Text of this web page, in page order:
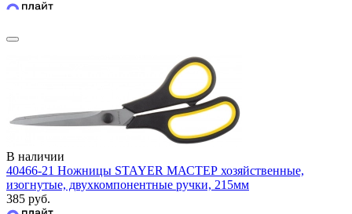
В наличии
40466-21 Ножницы STAYER МАСТЕР хозяйственные,
изогнутые, двухкомпонентные ручки, 215мм
385 руб.